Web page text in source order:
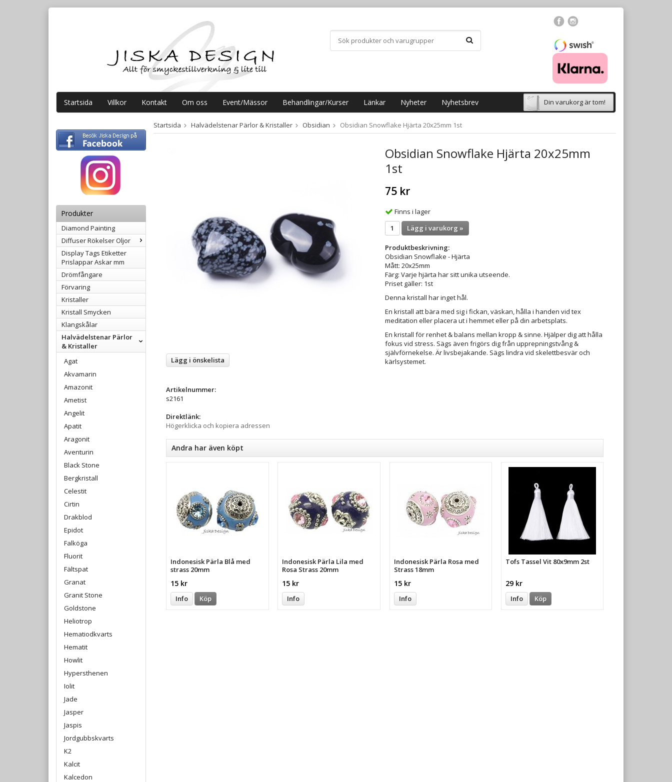
Startsida Villkor Kontakt Om oss Event/Mässor Behandlingar/Kurser Länkar Nyheter Nyhetsbrev Din varukorg är tom!
Produkter
Diamond Painting
Diffuser Rökelser Oljor
Display Tags Etiketter
Prislappar Askar mm
Drömfångare
Förvaring
Kristaller
Kristall Smycken
Klangskålar
Halvädelstenar Pärlor
& Kristaller
Agat
Akvamarin
Amazonit
Ametist
Angelit
Apatit
Aragonit
Aventurin
Black Stone
Bergkristall
Celestit
Cirtin
Drakblod
Epidot
Falköga
Fluorit
Fältspat
Granat
Granit Stone
Goldstone
Heliotrop
Hematiodkvarts
Hematit
Howlit
Hypersthenen
Iolit
Jade
Jasper
Jaspis
Jordgubbskvarts
K2
Kalcit
Kalcedon
Startsida Halvädelstenar Pärlor & Kristaller Obsidian Obsidian Snowflake Hjärta 20x25mm 1st
Obsidian Snowflake Hjärta 20x25mm
1st
75 kr
Finns i lager
Lägg i varukorg »
Produktbeskrivning:
Obsidian Snowflake - Hjärta
Mått: 20x25mm
Färg: Varje hjärta har sitt unika utseende.
Priset gäller: 1st
Denna kristall har inget hål.
En kristall att bära med sig i fickan, väskan, hålla i handen vid tex
meditation eller placera ut i hemmet eller på din arbetsplats.
En kristall för renhet & balans mellan kropp & sinne. Hjälper dig att hålla
fokus vid stress. Sägs även frigörs dig från upprepningstvång &
självförnekelse. Är livsbejakande. Sägs lindra vid skelettbesvär och
kärlsystemet.
Lägg i önskelista
Artikelnummer:
s2161
Direktlänk:
Högerklicka och kopiera adressen
Andra har även köpt
Indonesisk Pärla Blå med
strass 20mm
15 kr
Info Köp
Indonesisk Pärla Lila med
Rosa Strass 20mm
15 kr
Info
Indonesisk Pärla Rosa med
Strass 18mm
15 kr
Info
Tofs Tassel Vit 80x9mm 2st
29 kr
Info Köp